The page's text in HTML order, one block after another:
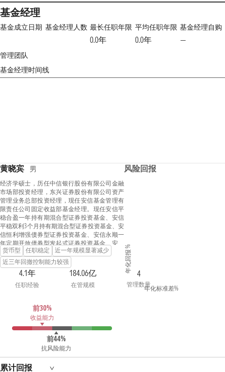
基金经理
基金成立日期 基金经理人数 最长任职年限
0.0年
平均任职年限
0.0年
基金经理自购
—
管理团队
基金经理时间线
黄晓宾 男
经济学硕士，历任中信银行股份有限公司金融
市场部投资经理，东兴证券股份有限公司资产
管理业务总部投资经理，现任安信基金管理有
限责任公司固定收益部基金经理。现任安信平
稳合盈一年持有期混合型证券投资基金、安信
平稳双利3个月持有期混合型证券投资基金、安
信恒利增强债券型证券投资基金、安信永顺一
年定期开放债券型发起式证券投资基金、安信
现金增利货币市场基金、安信60天滚动持有债
券型证券投资基金的基金经理。
货币型 任职稳定
近一年规模显著减少
近三年回撤控制能力较强
4.1年
任职经验
184.06亿
在管规模
4
管理数量
前30%
收益能力
前44%
抗风险能力
风险回报
年化回报 %
年化标准差%
累计回报